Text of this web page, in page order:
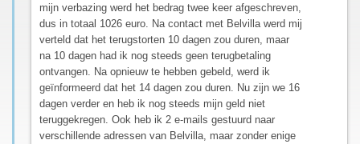
mijn verbazing werd het bedrag twee keer afgeschreven,
dus in totaal 1026 euro. Na contact met Belvilla werd mij
verteld dat het terugstorten 10 dagen zou duren, maar
na 10 dagen had ik nog steeds geen terugbetaling
ontvangen. Na opnieuw te hebben gebeld, werd ik
geïnformeerd dat het 14 dagen zou duren. Nu zijn we 16
dagen verder en heb ik nog steeds mijn geld niet
teruggekregen. Ook heb ik 2 e-mails gestuurd naar
verschillende adressen van Belvilla, maar zonder enige